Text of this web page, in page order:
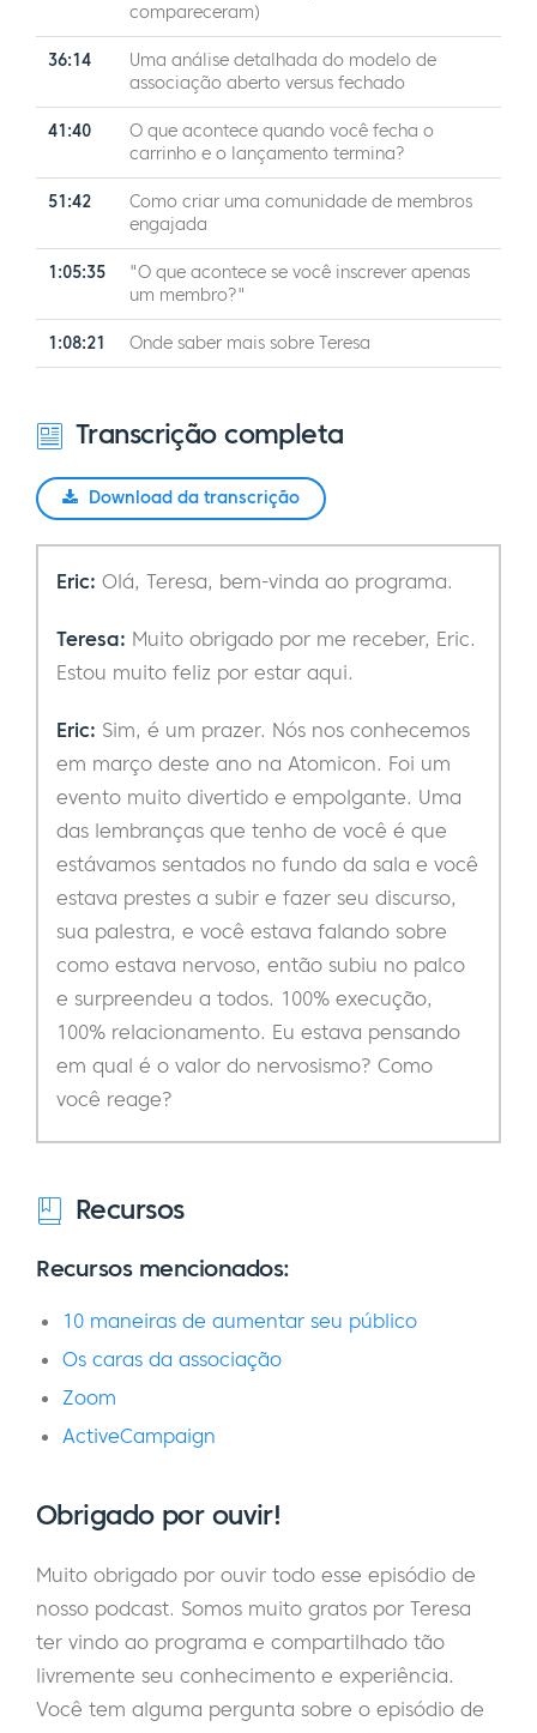
compareceram)
36:14
Uma análise detalhada do modelo de
associação aberto versus fechado
41:40
O que acontece quando você fecha o
carrinho e o lançamento termina?
51:42
Como criar uma comunidade de membros
engajada
1:05:35
"O que acontece se você inscrever apenas
um membro?"
1:08:21 Onde saber mais sobre Teresa
Transcrição completa
Download da transcrição
Eric: Olá, Teresa, bem-vinda ao programa.
Teresa: Muito obrigado por me receber, Eric.
Estou muito feliz por estar aqui.
Eric: Sim, é um prazer. Nós nos conhecemos
em março deste ano na Atomicon. Foi um
evento muito divertido e empolgante. Uma
das lembranças que tenho de você é que
estávamos sentados no fundo da sala e você
estava prestes a subir e fazer seu discurso,
sua palestra, e você estava falando sobre
como estava nervoso, então subiu no palco
e surpreendeu a todos. 100% execução,
100% relacionamento. Eu estava pensando
em qual é o valor do nervosismo? Como
você reage?
lugar, fico feliz por ainda ficar nervoso, de
certa forma, porque acho que isso mostra
completamente indiferente a isso, eu me
preocuparia se dissesse: "Ah, sim, já superei
isso". O outro lado é que leio muito e ouço
muitos podcasts e livros. Li o livro 5 Second
empolgação. Na verdade, acho que é
tipo de adrenalina. Mas no momento em
que entro no palco, o melhor de tudo é que
o nervosismo literalmente desaparece.
Talvez eu fique um pouco nervoso quando
Recursos
Recursos mencionados:
10 maneiras de aumentar seu público
Os caras da associação
Zoom
ActiveCampaign
Obrigado por ouvir!
Muito obrigado por ouvir todo esse episódio de
nosso podcast. Somos muito gratos por Teresa
ter vindo ao programa e compartilhado tão
livremente seu conhecimento e experiência.
Você tem alguma pergunta sobre o episódio de